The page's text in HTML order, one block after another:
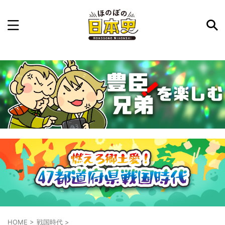
気になった日本史の事件や人物、時代などを入力して
ね。中の人が24時間手動で検索結果を提示するよ（嘘
です）
例：織田信長 長篠の戦い
HOME > 戦国時代 >